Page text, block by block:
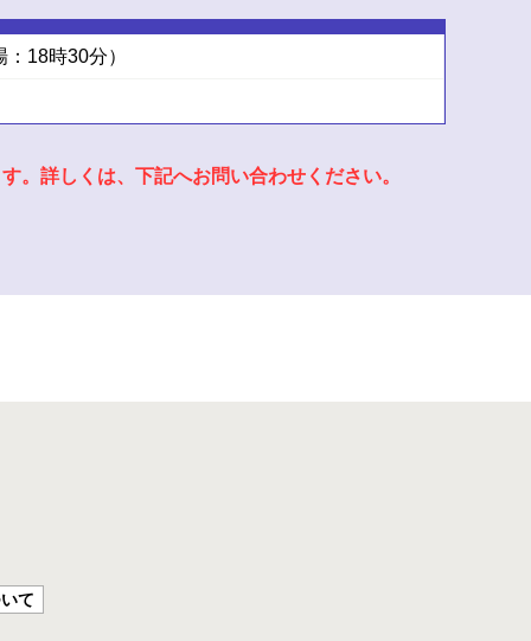
18時30分）
。詳しくは、下記へお問い合わせください。
て